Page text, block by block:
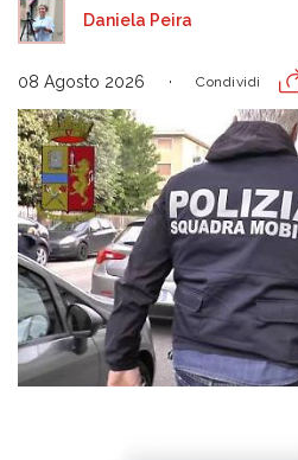
Daniela Peira
08 Agosto 2026 Condividi